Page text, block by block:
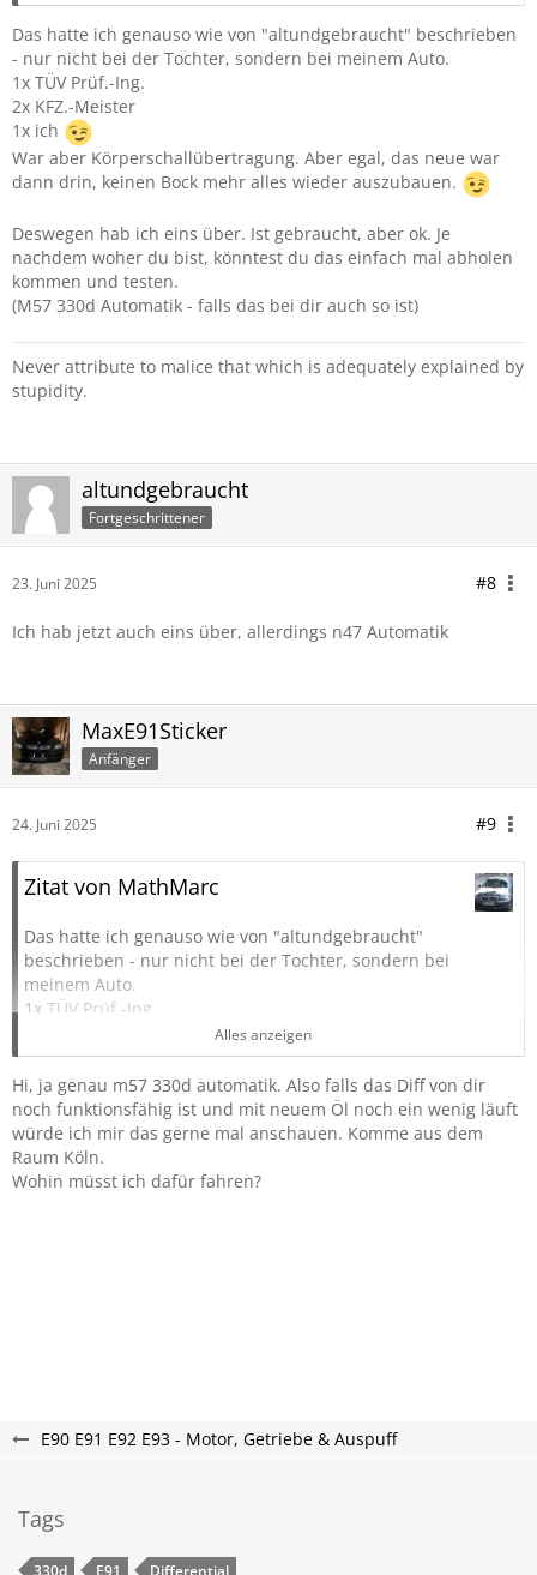
sinnigsten ist, bzw. wie sehr man den DIff's von Ebay
vertrauen kann?
Gruß Max
Das hatte ich genauso wie von "altundgebraucht" beschrieben
- nur nicht bei der Tochter, sondern bei meinem Auto.
1x TÜV Prüf.-Ing.
2x KFZ.-Meister
1x ich
War aber Körperschallübertragung. Aber egal, das neue war
dann drin, keinen Bock mehr alles wieder auszubauen.
Deswegen hab ich eins über. Ist gebraucht, aber ok. Je
nachdem woher du bist, könntest du das einfach mal abholen
kommen und testen.
(M57 330d Automatik - falls das bei dir auch so ist)
Never attribute to malice that which is adequately explained by
stupidity.
altundgebraucht
Fortgeschrittener
23. Juni 2025 #8
Ich hab jetzt auch eins über, allerdings n47 Automatik
MaxE91Sticker
Anfänger
24. Juni 2025 #9
Zitat von MathMarc
Das hatte ich genauso wie von "altundgebraucht"
beschrieben - nur nicht bei der Tochter, sondern bei
meinem Auto.
1x TÜV Prüf.-Ing.
1x ich
War aber Körperschallübertragung. Aber egal, das neue war
dann drin, keinen Bock mehr alles wieder auszubauen.
Deswegen hab ich eins über. Ist gebraucht, aber ok. Je
nachdem woher du bist, könntest du das einfach mal
Alles anzeigen
Hi, ja genau m57 330d automatik. Also falls das Diff von dir
noch funktionsfähig ist und mit neuem Öl noch ein wenig läuft
würde ich mir das gerne mal anschauen. Komme aus dem
Raum Köln.
Wohin müsst ich dafür fahren?
E90 E91 E92 E93 - Motor, Getriebe & Auspuff
Tags
330d E91 Differential